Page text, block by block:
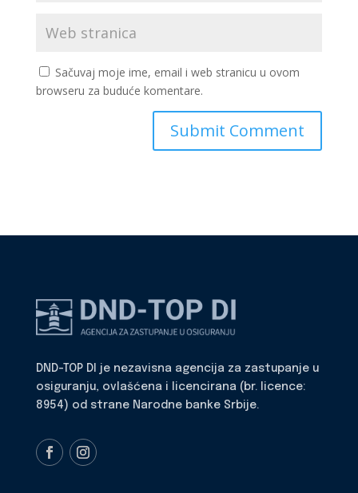
Sačuvaj moje ime, email i web stranicu u ovom
browseru za buduće komentare.
DND-TOP DI je nezavisna agencija za zastupanje u
osiguranju, ovlašćena i licencirana (br. licence:
8954) od strane Narodne banke Srbije.